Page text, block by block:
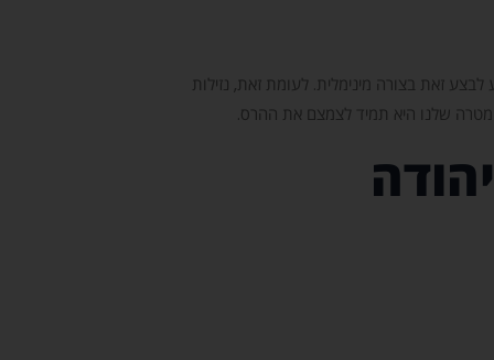
זאת בצורה מינימלית. לעומת זאת, נזילות
מטרה שלנו היא תמיד לצמצם את ההרס.